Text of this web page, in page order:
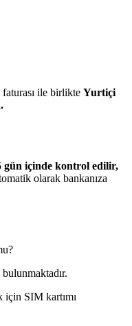
ile birlikte Yurtiçi
gün içinde kontrol edilir,
olarak bankanıza
SIM kartımı